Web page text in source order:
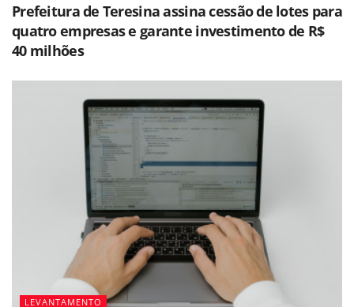
Prefeitura de Teresina assina cessão de lotes para
quatro empresas e garante investimento de R$
40 milhões
LEVANTAMENTO